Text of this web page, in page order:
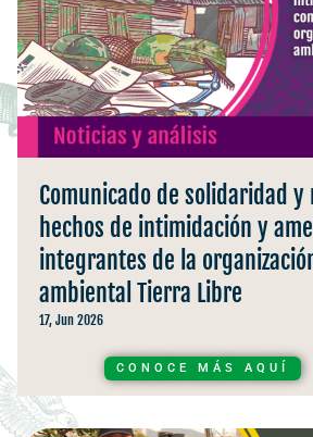
Comunicado de solidaridad y
hechos de intimidación y
integrantes de la
ambiental Tierra Libre
17, Jun 2026
CONOCE MÁS AQUÍ